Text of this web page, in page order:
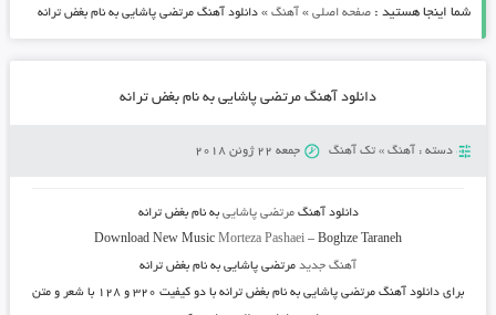
شما اینجا هستید : صفحه اصلی» آهنگ» دانلود آهنگ مرتضی پاشایی به نام بغض ترانه
دانلود آهنگ مرتضی پاشایی به نام بغض ترانه
دسته : آهنگ» تک آهنگ جمعه 22 ژوئن 2018
دانلود آهنگمرتضی پاشایی به نامبغض ترانه
Download New MusicMorteza Pashaei –Boghze Taraneh
آهنگ جدیدمرتضی پاشایی به نام بغض ترانه
برای دانلودآهنگ مرتضی پاشایی به نام بغض ترانه
با دو کیفیت ۳۲۰ و ۱۲۸ با شعر و متن